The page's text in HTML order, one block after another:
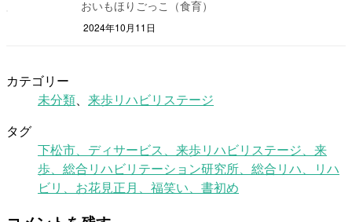
おいもほりごっこ（食育）
2024年10月11日
カテゴリー
未分類、 来歩リハビリステージ
タグ
下松市、ディサービス、来歩リハビリステージ、来
歩、総合リハビリテーション研究所、総合リハ、リハ
ビリ、お花見正月、福笑い、書初め